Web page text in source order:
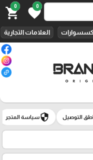
0
favorite
0
shopping_cart
العلامات التجارية
التوصيل securityسياسة المتجر